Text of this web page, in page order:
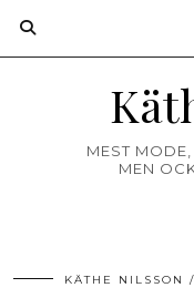
MEST
MEN
KÄTHE NILSSON